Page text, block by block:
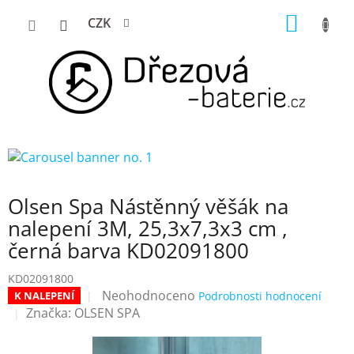
CZK
Olsen Spa Nástěnný věšák na
nalepení 3M, 25,3x7,3x3 cm ,
černá barva KD02091800
KD02091800
K NALEPENÍ
Průměrné
hodnocení
Neohodnoceno Podrobnosti hodnocení
Značka: OLSEN SPA